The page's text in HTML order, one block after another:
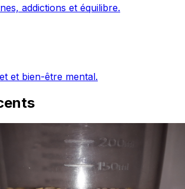
addictions et équilibre.
et bien-être mental.